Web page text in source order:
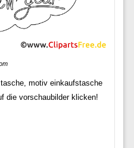
motiv einkaufstasche
die vorschaubilder klicken!